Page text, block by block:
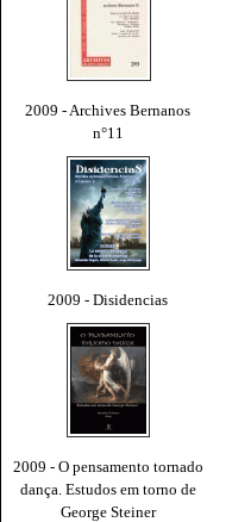
2009 - Archives Bernanos
n°11
2009 - Disidencias
2009 - O pensamento tornado
dança. Estudos em torno de
George Steiner